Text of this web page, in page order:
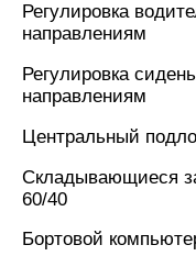
Регулировка
направлениям
Регулировка
направлениям
Центральный
Складывающиеся
60/40
Бортовой